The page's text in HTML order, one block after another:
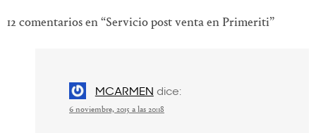
entradas
12 comentarios en “Servicio post venta en Primeriti”
MCARMEN dice:
6 noviembre, 2015 a las 20:18